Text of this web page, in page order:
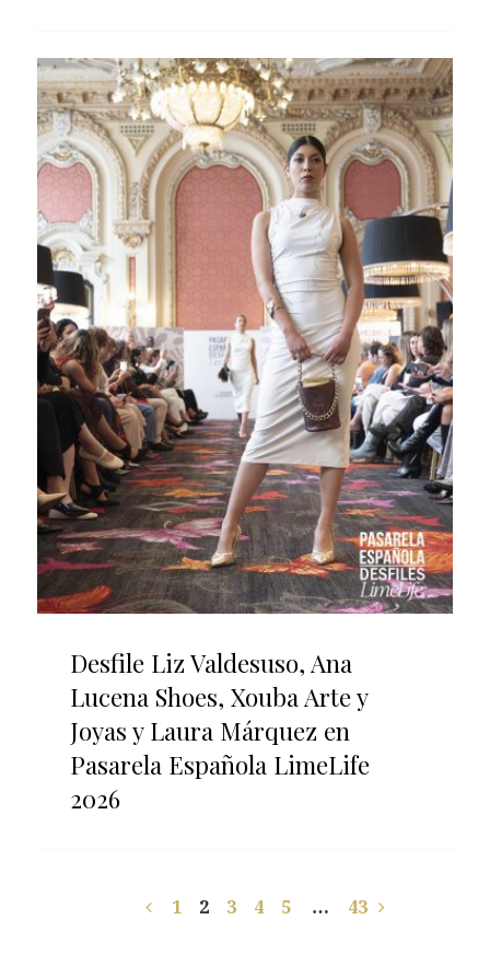
Desfile Liz Valdesuso, Ana
Lucena Shoes, Xouba Arte y
Joyas y Laura Márquez en
Pasarela Española LimeLife
2026
1 2 3 4 5 … 43